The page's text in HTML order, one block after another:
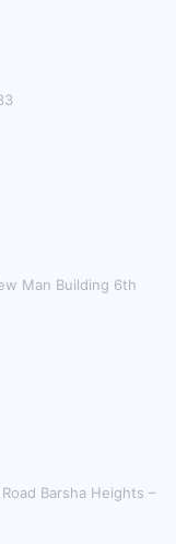
Man Building 6th
Barsha Heights –